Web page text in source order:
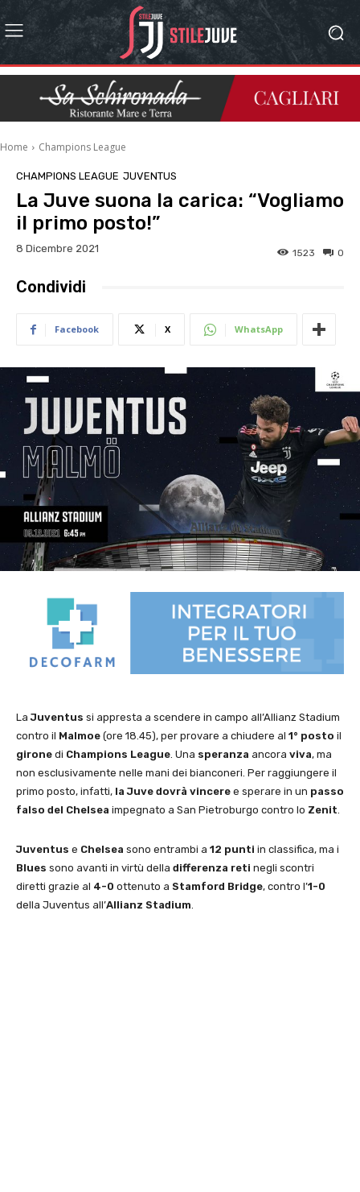
Home Champions League
CHAMPIONS LEAGUE JUVENTUS
La Juve suona la carica: “Vogliamo
il primo posto!”
8 Dicembre 2021 0
1523
Condividi
Facebook X WhatsApp
LaJuventus si appresta a scendere in campo all’Allianz Stadium
contro il Malmoe (ore 18.45), per provare a chiudere al 1° posto il
girone di Champions League . Una speranza ancora viva, ma
non esclusivamente nelle mani dei bianconeri. Per raggiungere il
primo posto, infatti, la Juve dovrà vincere e sperare in un passo
falso del Chelsea impegnato a San Pietroburgo contro lo Zenit
Juventus e Chelsea sono entrambi a 12 punti in classifica, ma i
Blues sono avanti in virtù della differenza reti negli scontri
diretti grazie al 4-0 ottenuto a Stamford Bridge, contro l’1-0
della Juventus all’Allianz Stadium